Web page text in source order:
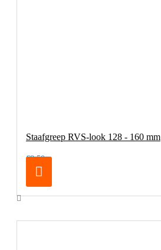
Staafgreep RVS-look 128 - 160 mm
€8,50